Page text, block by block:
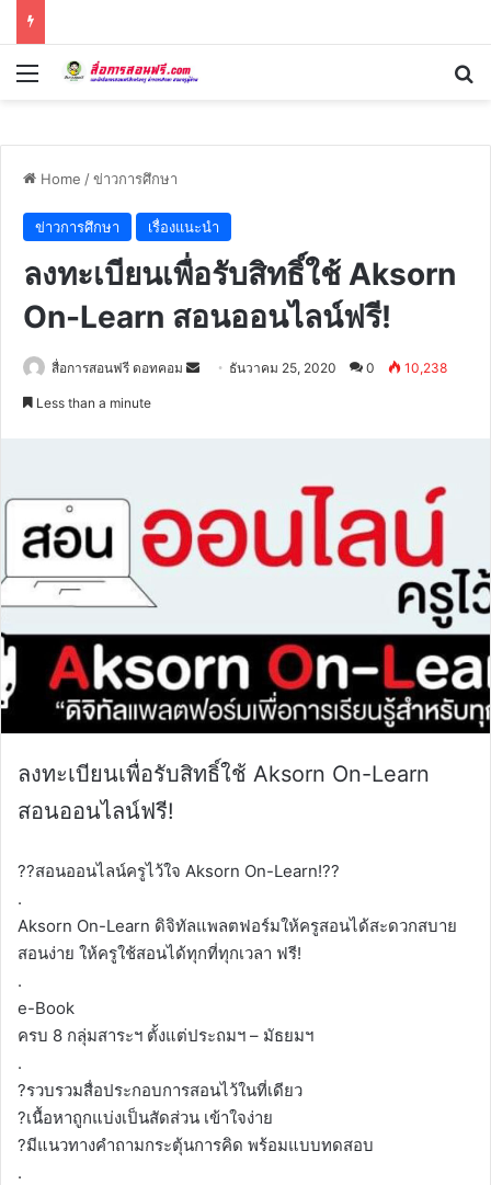
Menu
Home /ข่าวการศึกษา
ข่าวการศึกษา เรื่องแนะนำ
ลงทะเบียนเพื่อรับสิทธิ์ใช้ Aksorn
On-Learn สอนออนไลน์ฟรี!
สื่อการสอนฟรี ดอทคอม
Send ธันวาคม 25, 2020 0 10,238
Less than a minute
ลงทะเบียนเพื่อรับสิทธิ์ใช้ Aksorn On-Learn
สอนออนไลน์ฟรี!
?‍?สอนออนไลน์ครูไว้ใจ Aksorn On-Learn!?‍?
.
Aksorn On-Learn ดิจิทัลแพลตฟอร์มให้ครูสอนได้สะดวกสบาย
สอนง่าย ให้ครูใช้สอนได้ทุกที่ทุกเวลา ฟรี!
.
e-Book
ครบ 8 กลุ่มสาระฯ ตั้งแต่ประถมฯ – มัธยมฯ
.
?รวบรวมสื่อประกอบการสอนไว้ในที่เดียว
?เนื้อหาถูกแบ่งเป็นสัดส่วน เข้าใจง่าย
?มีแนวทางคำถามกระตุ้นการคิด พร้อมแบบทดสอบ
.